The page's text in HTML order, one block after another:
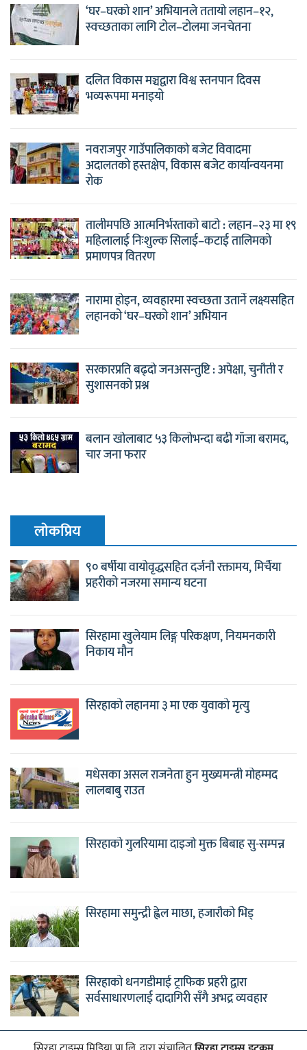
‘घर–घरको शान’ अभियानले ततायो लहान–१२,
स्वच्छताका लागि टोल–टोलमा जनचेतना
दलित विकास मञ्चद्वारा विश्व स्तनपान दिवस
भव्यरूपमा मनाइयो
नवराजपुर गाउँपालिकाको बजेट विवादमा
अदालतको हस्तक्षेप, विकास बजेट कार्यान्वयनमा
रोक
तालीमपछि आत्मनिर्भरताको बाटो : लहान–२३ मा १९
महिलालाई निःशुल्क सिलाई–कटाई तालिमको
प्रमाणपत्र वितरण
नारामा होइन, व्यवहारमा स्वच्छता उतार्ने लक्ष्यसहित
लहानको ‘घर–घरको शान’ अभियान
सरकारप्रति बढ्दो जनअसन्तुष्टि : अपेक्षा, चुनौती र
सुशासनको प्रश्न
बलान खोलाबाट ५३ किलोभन्दा बढी गाँजा बरामद,
चार जना फरार
लाेकप्रिय
९० बर्षीया वायोवृद्धसहित दर्जनौ रक्तामय, मिर्चैया
प्रहरीको नजरमा समान्य घटना
सिरहामा खुलेयाम लिङ्ग परिकक्षण, नियमनकारी
निकाय मौन
सिरहाको लहानमा ३ मा एक युवाको मृत्यु
मधेसका असल राजनेता हुन मुख्यमन्त्री मोहम्मद
लालबाबु राउत
सिरहाको गुलरियामा दाइजो मुक्त बिबाह सु-सम्पन्न
सिरहामा समुन्द्री ह्वेल माछा, हजारौको भिड्
सिरहाको धनगडीमाई ट्राफिक प्रहरी द्वारा
सर्वसाधारणलाई दादागिरी सँगै अभद्र व्यवहार